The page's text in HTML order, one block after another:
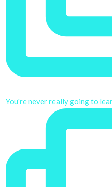
You're never really going to